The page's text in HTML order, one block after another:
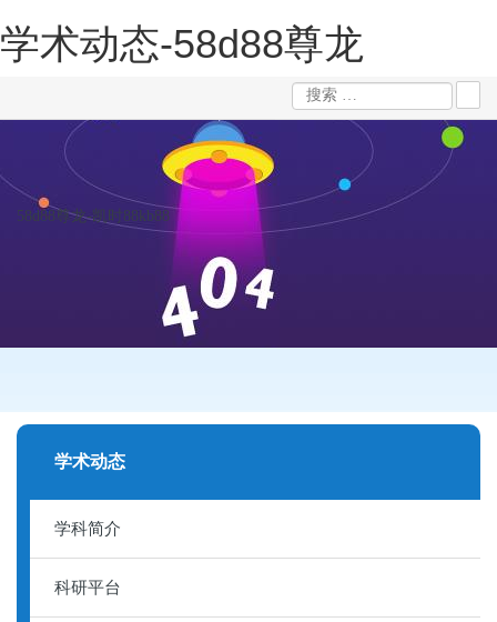
学术动态-58d88尊龙
58d88尊龙-凯时88kb88
学术动态
学科简介
科研平台